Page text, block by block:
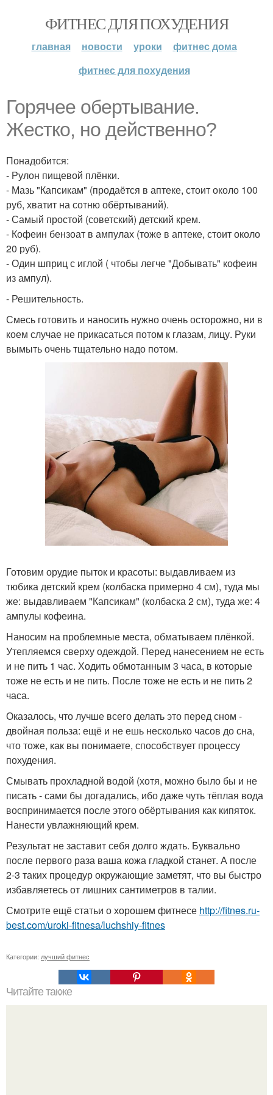
ФИТНЕС ДЛЯ ПОХУДЕНИЯ
главная новости уроки
фитнес дома
фитнес для похудения
Горячее обертывание.
Жестко, но действенно?
Понадобится:
- Рулон пищевой плёнки.
- Мазь "Капсикам" (продаётся в аптеке, стоит около 100
руб, хватит на сотню обёртываний).
- Самый простой (советский) детский крем.
- Кофеин бензоат в ампулах (тоже в аптеке, стоит около
20 руб).
- Один шприц с иглой ( чтобы легче "Добывать" кофеин
из ампул).
- Решительность.
Смесь готовить и наносить нужно очень осторожно, ни в
коем случае не прикасаться потом к глазам, лицу. Руки
вымыть очень тщательно надо потом.
Готовим орудие пыток и красоты: выдавливаем из
тюбика детский крем (колбаска примерно 4 см), туда мы
же: выдавливаем "Капсикам" (колбаска 2 см), туда же: 4
ампулы кофеина.
Наносим на проблемные места, обматываем плёнкой.
Утепляемся сверху одеждой. Перед нанесением не есть
и не пить 1 час. Ходить обмотанным 3 часа, в которые
тоже не есть и не пить. После тоже не есть и не пить 2
часа.
Оказалось, что лучше всего делать это перед сном -
двойная польза: ещё и не ешь несколько часов до сна,
что тоже, как вы понимаете, способствует процессу
похудения.
Смывать прохладной водой (хотя, можно было бы и не
писать - сами бы догадались, ибо даже чуть тёплая вода
воспринимается после этого обёртывания как кипяток.
Нанести увлажняющий крем.
Результат не заставит себя долго ждать. Буквально
после первого раза ваша кожа гладкой станет. А после
2-3 таких процедур окружающие заметят, что вы быстро
избавляетесь от лишних сантиметров в талии.
Смотрите ещё статьи о хорошем фитнесе http://fitnes.ru-
best.com/uroki-fitnesa/luchshiy-fitnes
Категории: лучший фитнес
Читайте также